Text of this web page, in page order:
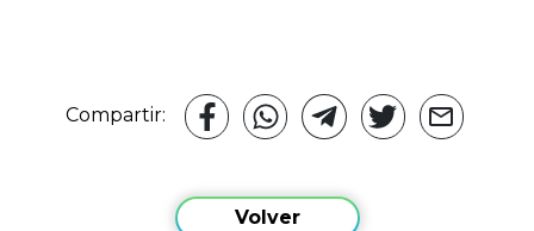
Compartir:
Volver